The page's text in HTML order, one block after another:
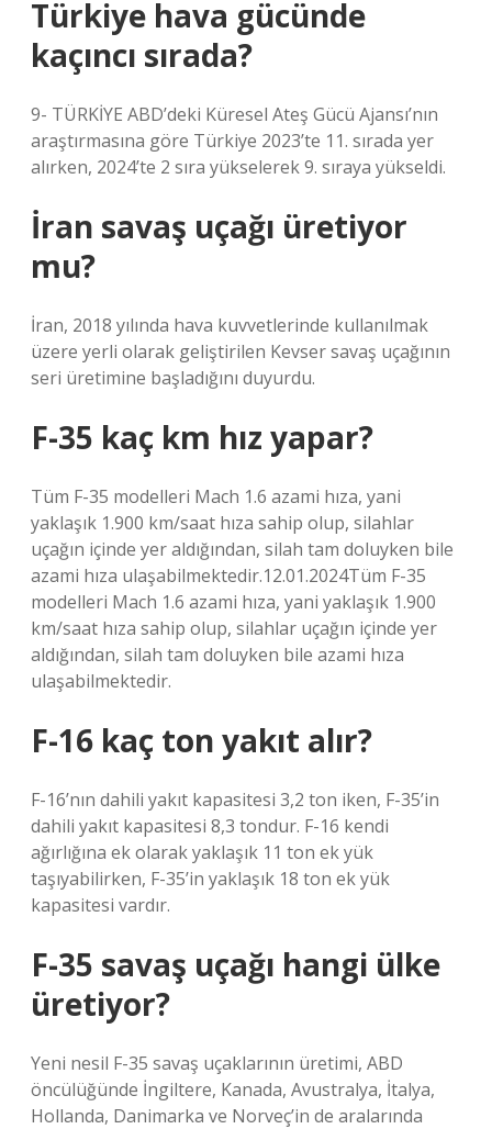
Türkiye hava gücünde
kaçıncı sırada?
9- TÜRKİYE ABD’deki Küresel Ateş Gücü Ajansı’nın
araştırmasına göre Türkiye 2023’te 11. sırada yer
alırken, 2024’te 2 sıra yükselerek 9. sıraya yükseldi.
İran savaş uçağı üretiyor
mu?
İran, 2018 yılında hava kuvvetlerinde kullanılmak
üzere yerli olarak geliştirilen Kevser savaş uçağının
seri üretimine başladığını duyurdu.
F-35 kaç km hız yapar?
Tüm F-35 modelleri Mach 1.6 azami hıza, yani
yaklaşık 1.900 km/saat hıza sahip olup, silahlar
uçağın içinde yer aldığından, silah tam doluyken bile
azami hıza ulaşabilmektedir.12.01.2024Tüm F-35
modelleri Mach 1.6 azami hıza, yani yaklaşık 1.900
km/saat hıza sahip olup, silahlar uçağın içinde yer
aldığından, silah tam doluyken bile azami hıza
ulaşabilmektedir.
F-16 kaç ton yakıt alır?
F-16’nın dahili yakıt kapasitesi 3,2 ton iken, F-35’in
dahili yakıt kapasitesi 8,3 tondur. F-16 kendi
ağırlığına ek olarak yaklaşık 11 ton ek yük
taşıyabilirken, F-35’in yaklaşık 18 ton ek yük
kapasitesi vardır.
F-35 savaş uçağı hangi ülke
üretiyor?
Yeni nesil F-35 savaş uçaklarının üretimi, ABD
öncülüğünde İngiltere, Kanada, Avustralya, İtalya,
Hollanda, Danimarka ve Norveç’in de aralarında